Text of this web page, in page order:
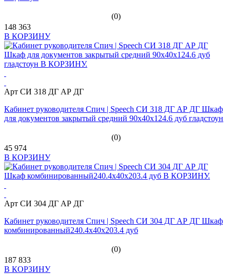
(0)
148 363
В КОРЗИНУ
Арт СИ 318 ДГ АР ДГ
Кабинет руководителя Спич | Speech СИ 318 ДГ АР ДГ Шкаф
для документов закрытый средний 90x40x124.6 дуб гладстоун
(0)
45 974
В КОРЗИНУ
Арт СИ 304 ДГ АР ДГ
Кабинет руководителя Спич | Speech СИ 304 ДГ АР ДГ Шкаф
комбинированный240.4x40x203.4 дуб
(0)
187 833
В КОРЗИНУ